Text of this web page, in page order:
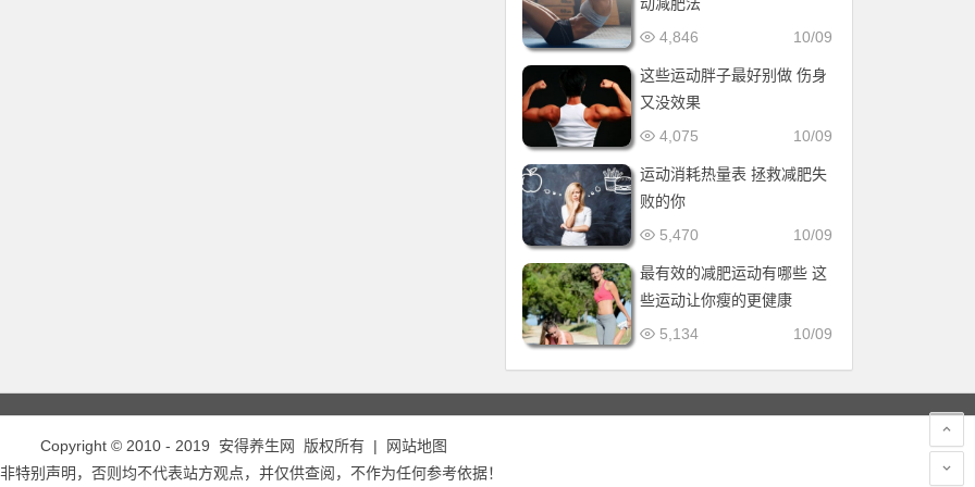
10/09
4,846
这些运动胖子最好别做 伤身
又没效果
10/09
4,075
运动消耗热量表 拯救减肥失
败的你
10/09
5,470
最有效的减肥运动有哪些 这
些运动让你瘦的更健康
10/09
5,134
Copyright © 2010 - 2019 安得养生网 版权所有 |
网站地图
特别声明，否则均不代表站方观点，并仅供查阅，不作为任何参考依据！